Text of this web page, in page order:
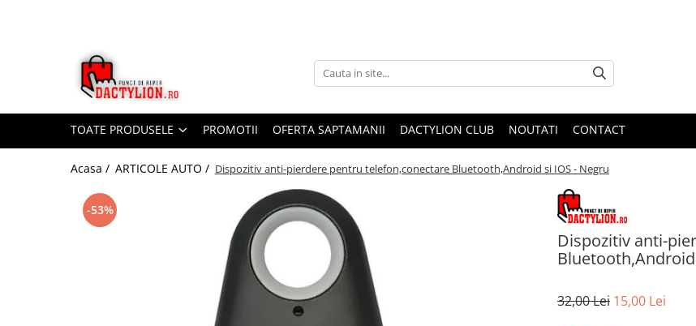
TOATE PRODUSELE PROMOTII OFERTA SAPTAMANII DACTYLION CLUB NOUTATI CONTACT
Acasa / ARTICOLE AUTO / Dispozitiv anti-pierdere pentru telefon,conectare Bluetooth,Android si IOS - Negru
Dispozitiv anti-
-53%
32,00 Lei 15,00 Lei